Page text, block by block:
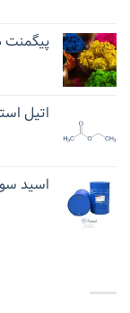
پیگمنت
اتیل
اسید